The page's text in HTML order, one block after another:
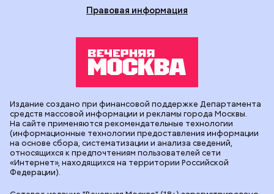
Правовая информация
Издание создано при финансовой поддержке Департамента
средств массовой информации и рекламы города Москвы.
На сайте применяются рекомендательные технологии
(информационные технологии предоставления информации
на основе сбора, систематизации и анализа сведений,
относящихся к предпочтениям пользователей сети
«Интернет», находящихся на территории Российской
Федерации).